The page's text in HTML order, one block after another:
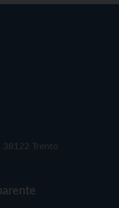
Trento